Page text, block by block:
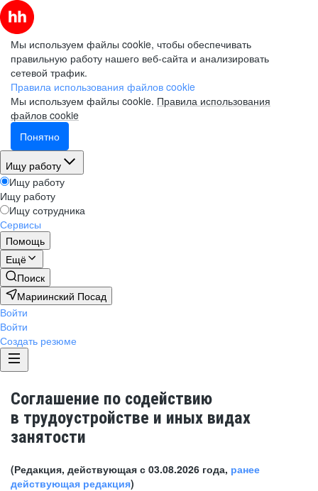
Мы используем файлы cookie, чтобы обеспечивать
правильную работу нашего веб-сайта и анализировать
сетевой трафик.
Правила использования файлов cookie
Мы используем файлы cookie. Правила использования
файлов cookie
Понятно
Ищу работу
Ищу работу
Ищу работу
Ищу сотрудника
Сервисы
Помощь
Ещё
Поиск
Мариинский Посад
Войти
Войти
Создать резюме
Соглашение по содействию
в трудоустройстве и иных видах
занятости
(Редакция, действующая с 03.08.2026 года, ранее
действующая редакция)